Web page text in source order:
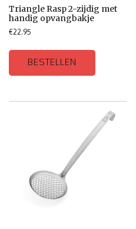
Triangle Rasp 2-zijdig met
handig opvangbakje
€22.95
BESTELLEN